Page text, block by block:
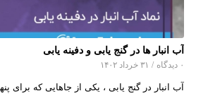
آب انبار ها در گنج یابی و دفینه یابی
۰ دیدگاه / ۳۱ خرداد ۱۴۰۲
آب انبار در گنج یابی ، یکی از جاهایی که برای